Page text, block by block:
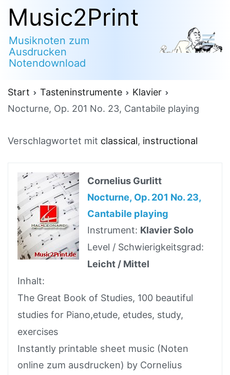
Zum
Inhalt
springen
Music2Print
Musiknoten zum
Ausdrucken
Notendownload
Start Tasteninstrumente
Klavier
Nocturne, Op. 201 No. 23, Cantabile playing
Verschlagwortet mit classical, instructional
Cornelius Gurlitt
Nocturne, Op. 201 No. 23,
Cantabile playing
Instrument: Klavier Solo
Level / Schwierigkeitsgrad:
Leicht / Mittel
Inhalt:
The Great Book of Studies, 100 beautiful
studies for Piano,etude, etudes, study,
exercises
Instantly printable sheet music (Noten
online zum ausdrucken) by Cornelius